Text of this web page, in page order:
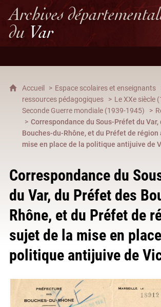
Archives
du Var
Accueil Espace scolaires et enseignants
ressources pédagogiques
Le XXe siècle
Seconde Guerre mondiale (1939-1945)
Correspondance du Sous-Préfet du
Bouches-du-Rhône, et du Préfet de région
mise en place de la politique antijuive de
Correspondance du
du Var, du Préfet des
Rhône, et du Préfet de
sujet de la mise en
politique antijuive de